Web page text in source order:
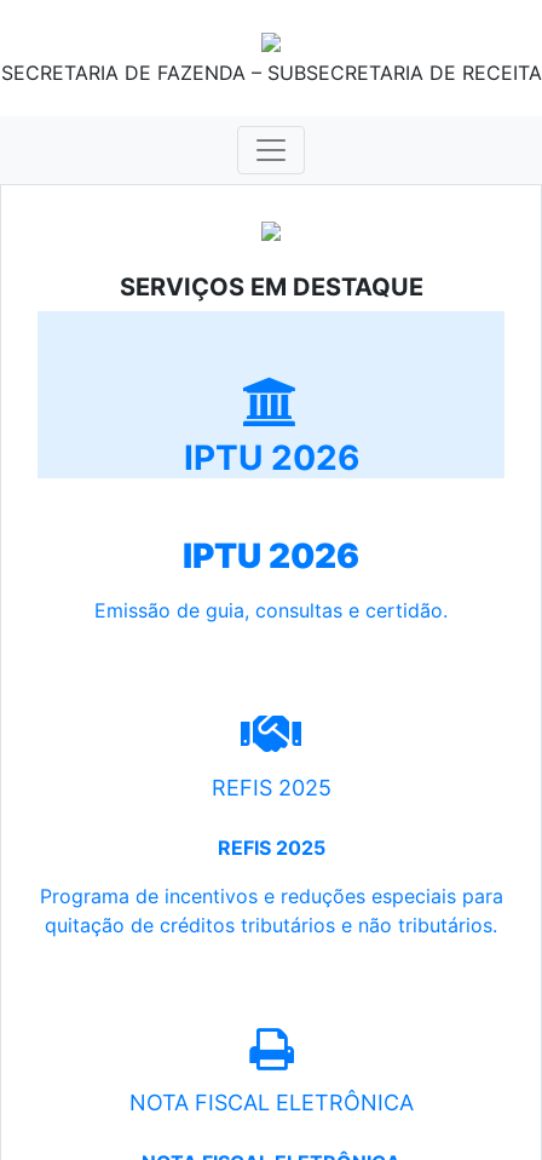
SECRETARIA DE FAZENDA – SUBSECRETARIA DE RECEITA
SERVIÇOS EM DESTAQUE
IPTU 2026
IPTU 2026
Emissão de guia, consultas e certidão.
REFIS 2025
REFIS 2025
Programa de incentivos e reduções especiais para
quitação de créditos tributários e não tributários.
NOTA FISCAL ELETRÔNICA